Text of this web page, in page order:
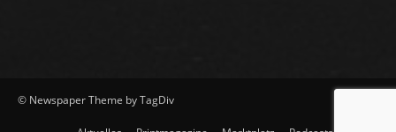
© Newspaper Theme by TagDiv